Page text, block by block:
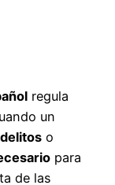
regula
un
o
para
de las